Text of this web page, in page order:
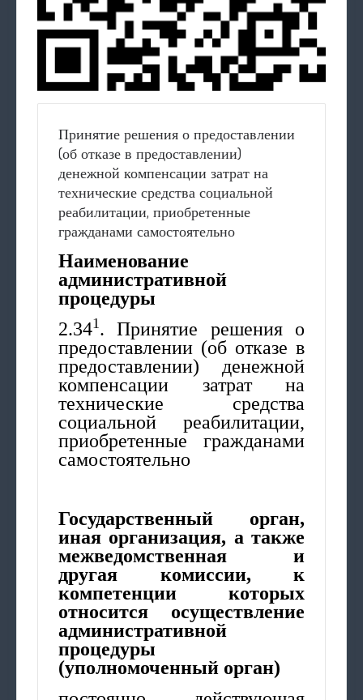
Принятие решения о предоставлении
(об отказе в предоставлении)
денежной компенсации затрат на
технические средства социальной
реабилитации, приобретенные
гражданами самостоятельно
Наименование
административной
процедуры
2.341 . Принятие решения о
предоставлении (об отказе в
предоставлении) денежной
компенсации затрат на
технические средства
социальной реабилитации,
приобретенные гражданами
самостоятельно
Государственный орган,
иная организация, а также
межведомственная и
другая комиссии, к
компетенции которых
относится осуществление
административной
процедуры
(уполномоченный орган)